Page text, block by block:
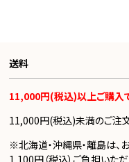
送料
11,000円(税込)以上ご購入
11,000円(税込)未満のご注
※北海道・沖縄県・離島は、